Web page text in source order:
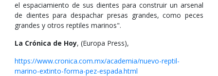
el espaciamiento de sus dientes para construir un arsenal
de dientes para despachar presas grandes, como peces
grandes y otros reptiles marinos".
La Crónica de Hoy, (Europa Press),
https://www.cronica.com.mx/academia/nuevo-reptil-
marino-extinto-forma-pez-espada.html